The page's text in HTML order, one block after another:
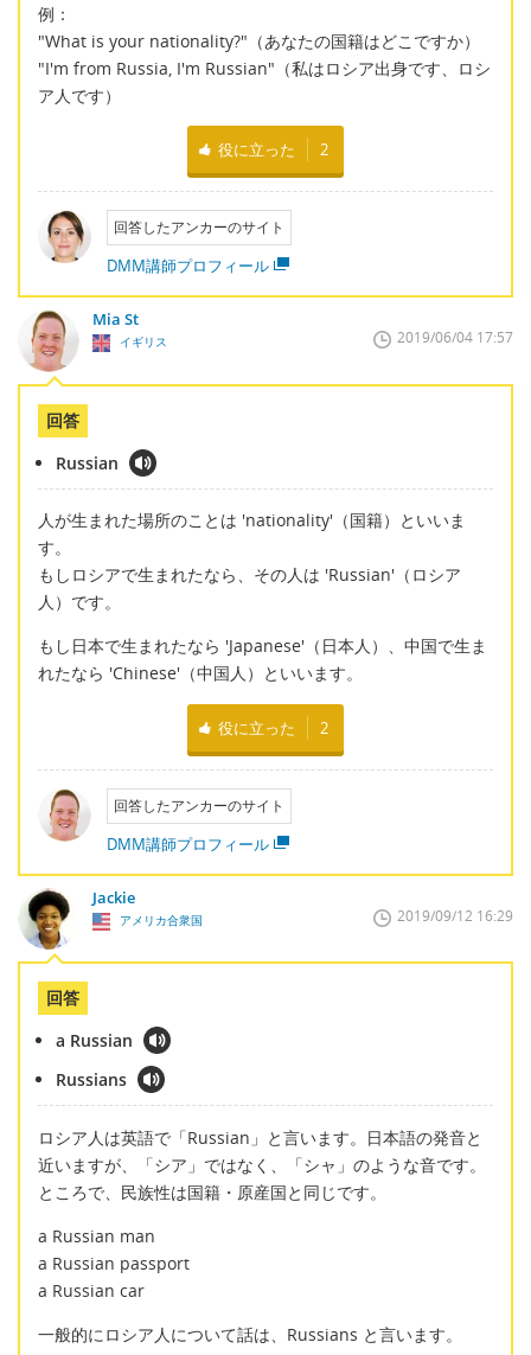
例：
"What is your nationality?"（あなたの国籍はどこですか）
"I'm from Russia, I'm Russian"（私はロシア出身です、ロシ
ア人です）
役に立った 2
回答したアンカーのサイト
DMM講師プロフィール
Mia St
イギリス 2019/06/04 17:57
回答
Russian
人が生まれた場所のことは 'nationality'（国籍）といいま
す。
もしロシアで生まれたなら、その人は 'Russian'（ロシア
人）です。
もし日本で生まれたなら 'Japanese'（日本人）、中国で生ま
れたなら 'Chinese'（中国人）といいます。
役に立った 2
回答したアンカーのサイト
DMM講師プロフィール
Jackie
アメリカ合衆国 2019/09/12 16:29
回答
a Russian
Russians
ロシア人は英語で「Russian」と言います。日本語の発音と
近いますが、「シア」ではなく、「シャ」のような音です。
ところで、民族性は国籍・原産国と同じです。
a Russian man
a Russian passport
a Russian car
一般的にロシア人について話は、Russians と言います。